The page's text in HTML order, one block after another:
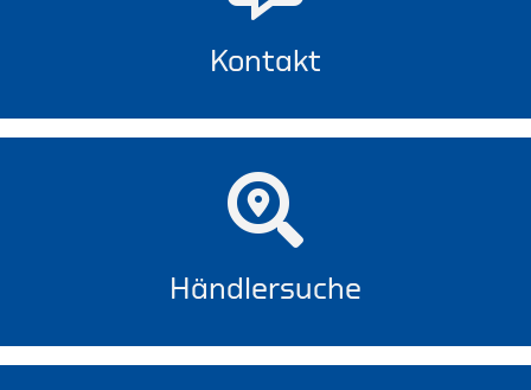
Kontakt
Händlersuche